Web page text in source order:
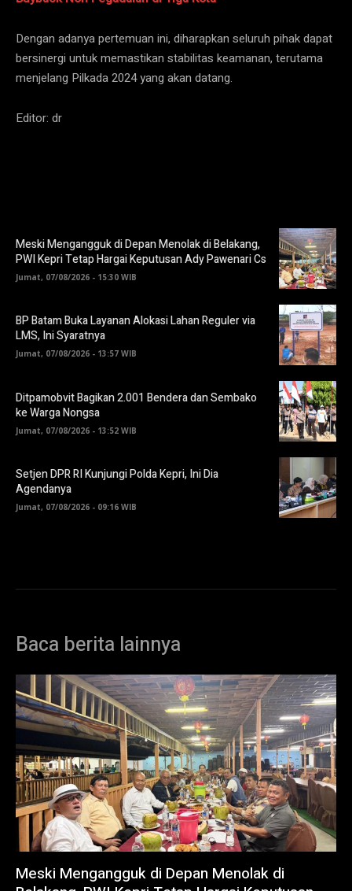
Dengan adanya pertemuan ini, diharapkan seluruh pihak dapat
bersinergi untuk memastikan stabilitas keamanan, terutama
menjelang Pilkada 2024 yang akan datang.
Editor: dr
Meski Mengangguk di Depan Menolak di Belakang,
PWI Kepri Tetap Hargai Keputusan Ady Pawenari Cs
Jumat, 07/08/2026 - 15:30 WIB
BP Batam Buka Layanan Alokasi Lahan Reguler via
LMS, Ini Syaratnya
Jumat, 07/08/2026 - 13:57 WIB
Ditpamobvit Bagikan 2.001 Bendera dan Sembako
ke Warga Nongsa
Jumat, 07/08/2026 - 13:52 WIB
Setjen DPR RI Kunjungi Polda Kepri, Ini Dia
Agendanya
Jumat, 07/08/2026 - 09:16 WIB
Baca berita lainnya
Meski Mengangguk di Depan Menolak di